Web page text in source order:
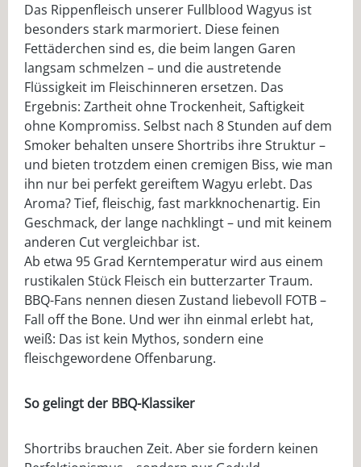
Das Rippenfleisch unserer Fullblood Wagyus ist
besonders stark marmoriert. Diese feinen
Fettäderchen sind es, die beim langen Garen
langsam schmelzen – und die austretende
Flüssigkeit im Fleischinneren ersetzen. Das
Ergebnis: Zartheit ohne Trockenheit, Saftigkeit
ohne Kompromiss. Selbst nach 8 Stunden auf dem
Smoker behalten unsere Shortribs ihre Struktur –
und bieten trotzdem einen cremigen Biss, wie man
ihn nur bei perfekt gereiftem Wagyu erlebt. Das
Aroma? Tief, fleischig, fast markknochenartig. Ein
Geschmack, der lange nachklingt – und mit keinem
anderen Cut vergleichbar ist.
Ab etwa 95 Grad Kerntemperatur wird aus einem
rustikalen Stück Fleisch ein butterzarter Traum.
BBQ-Fans nennen diesen Zustand liebevoll FOTB –
Fall off the Bone. Und wer ihn einmal erlebt hat,
weiß: Das ist kein Mythos, sondern eine
fleischgewordene Offenbarung.
So gelingt der BBQ-Klassiker
Shortribs brauchen Zeit. Aber sie fordern keinen